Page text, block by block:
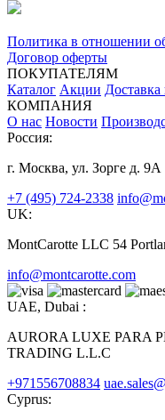
Политика в отношении
Договор оферты
ПОКУПАТЕЛЯМ
Каталог Акции Доставка
КОМПАНИЯ
О нас Новости
Россия:
г. Москва, ул. Зорге д. 9А
+7 (495) 724-2338
UK:
MontCarotte LLC 54
info@montcarotte.com
UAE, Dubai :
AURORA LUXE PARA
TRADING L.L.C
+971556708834
Cyprus: